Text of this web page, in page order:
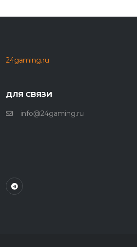
24gaming.ru
ДЛЯ СВЯЗИ
info@24gaming.ru